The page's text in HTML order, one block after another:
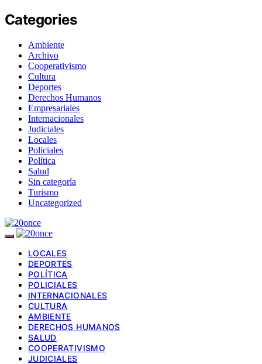
Categories
Ambiente
Archivo
Cooperativismo
Cultura
Deportes
Derechos Humanos
Empresariales
Internacionales
Judiciales
Locales
Policiales
Política
Salud
Sin categoría
Turismo
Uncategorized
LOCALES
DEPORTES
POLÍTICA
POLICIALES
INTERNACIONALES
CULTURA
AMBIENTE
DERECHOS HUMANOS
SALUD
COOPERATIVISMO
JUDICIALES